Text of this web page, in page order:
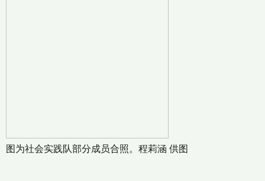
图为社会实践队部分成员合照。程莉涵 供图